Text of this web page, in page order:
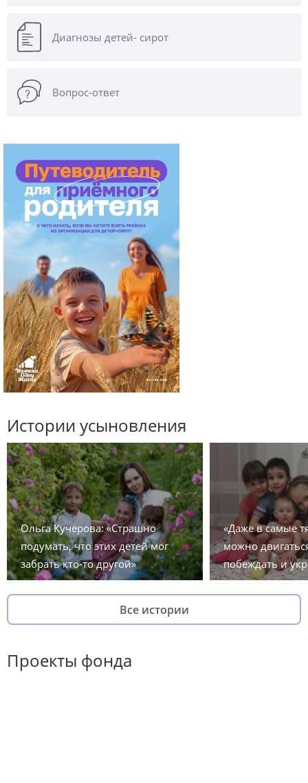
Диагнозы детей- сирот
Вопрос-ответ
Истории усыновления
Ольга Кучерова: «Страшно
подумать, что этих детей мог
забрать кто-то другой»
«Даже в самые
можно
побеждать и
Все истории
Проекты фонда